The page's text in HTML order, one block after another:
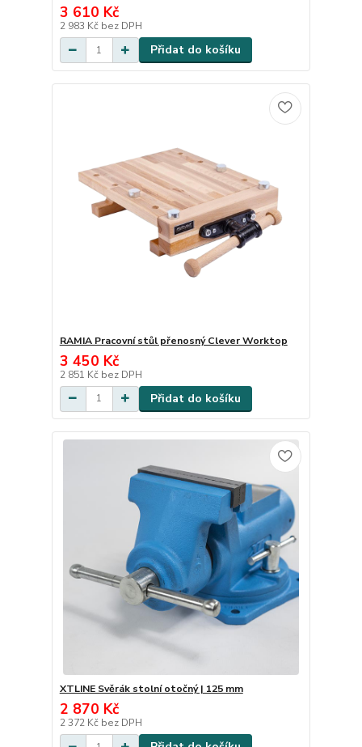
3 610 Kč
2 983 Kč bez DPH
Přidat do košíku
RAMIA Pracovní stůl přenosný Clever Worktop
3 450 Kč
2 851 Kč bez DPH
Přidat do košíku
XTLINE Svěrák stolní otočný | 125 mm
2 870 Kč
2 372 Kč bez DPH